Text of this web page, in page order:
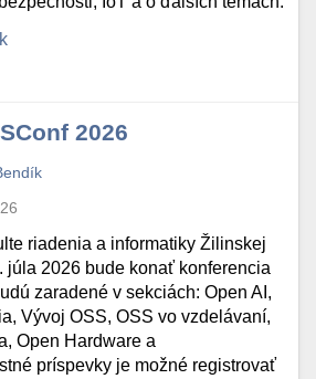
2026
riadenia a informatiky Žilinskej
júla 2026 bude konať konferencia
zaradené v sekciách: Open AI,
Vývoj OSS, OSS vo vzdelávaní,
Open Hardware a
príspevky je možné registrovať